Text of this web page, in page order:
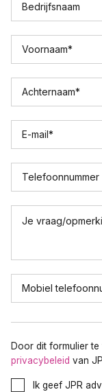
Bedrijfsnaam
Voornaam*
Achternaam*
E-mail*
Telefoonnummer
Je vraag/
Mobiel
Door dit formulier
privacybeleid van
Ik geef JPR